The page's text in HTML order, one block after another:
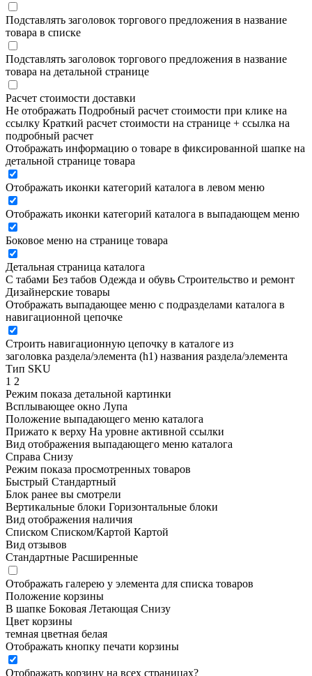
Подставлять заголовок торгового предложения в название
товара в списке
Подставлять заголовок торгового предложения в название
товара на детальной странице
Расчет стоимости доставки
Не отображать Подробный расчет стоимости при клике на
ссылку Краткий расчет стоимости на странице + ссылка на
подробный расчет
Отображать информацию о товаре в фиксированной шапке на
детальной странице товара
Отображать иконки категорий каталога в левом меню
Отображать иконки категорий каталога в выпадающем меню
Боковое меню на странице товара
Детальная страница каталога
С табами Без табов Одежда и обувь Строительство и ремонт
Дизайнерские товары
Отображать выпадающее меню с подразделами каталога в
навигационной цепочке
Строить навигационную цепочку в каталоге из
заголовка раздела/элемента (h1) названия раздела/элемента
Тип SKU
1 2
Режим показа детальной картинки
Всплывающее окно Лупа
Положение выпадающего меню каталога
Прижато к верху На уровне активной ссылки
Вид отображения выпадающего меню каталога
Справа Снизу
Режим показа просмотренных товаров
Быстрый Стандартный
Блок ранее вы смотрели
Вертикальные блоки Горизонтальные блоки
Вид отображения наличия
Списком Списком/Картой Картой
Вид отзывов
Стандартные Расширенные
Отображать галерею у элемента для списка товаров
Положение корзины
В шапке Боковая Летающая Снизу
Цвет корзины
темная цветная белая
Отображать кнопку печати корзины
Отображать корзину на всех страницах?